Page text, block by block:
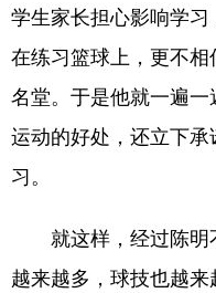
学生家长担心影响学
在练习篮球上，更不
名堂。于是他就一遍
运动的好处，还立下
习。
就这样，经过陈明
越来越多，球技也越